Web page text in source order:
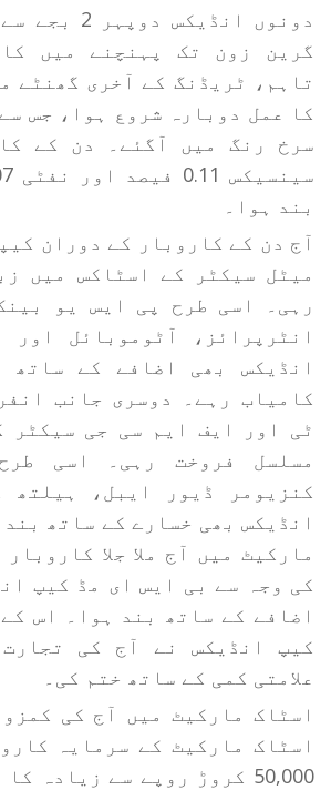
دونوں
گرین زون تک پہنچنے میں
تاہم، ٹریڈنگ کے آخری گھنٹے
کا عمل دوبارہ شروع ہوا، جس
سرخ رنگ میں آگئے۔ دن کے
بند ہوا۔
آج دن کے کاروبار کے دوران
میٹل سیکٹر کے اسٹاکس میں
رہی۔ اسی طرح پی ایس یو
انٹرپرائز، آٹوموبائل
انڈیکس بھی اضافے کے ساتھ
کامیاب رہے۔ دوسری جانب
ٹی اور ایف ایم سی جی سیکٹر
مسلسل فروخت رہی۔ اسی
کنزیومر ڈیور ایبل،
انڈیکس بھی خسارے کے ساتھ
مارکیٹ میں آج ملا جلا
اضافے کے ساتھ بند ہوا۔ اس
علامتی کمی کے ساتھ ختم کی۔
اسٹاک مارکیٹ میں آج کی
اسٹاک مارکیٹ کے سرمایہ
50,000 کروڑ روپے سے زیادہ